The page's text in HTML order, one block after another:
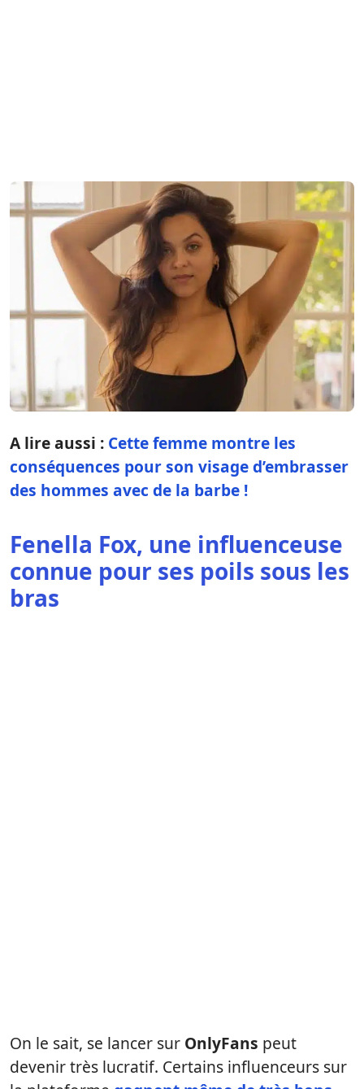
A lire aussi : Cette femme montre les
conséquences pour son visage d’embrasser
des hommes avec de la barbe !
Fenella Fox, une influenceuse
connue pour ses poils sous les
bras
On le sait, se lancer sur OnlyFans peut
devenir très lucratif. Certains influenceurs sur